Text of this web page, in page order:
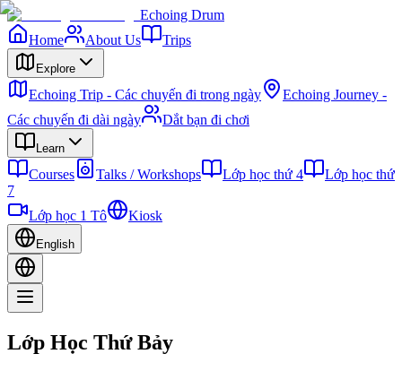
Echoing Drum
Home
About Us Trips
Explore
Echoing Trip - Các chuyến đi trong ngày
Echoing Journey -
Các chuyến đi dài ngày
Dắt bạn đi chơi
Learn
Courses Talks / Workshops Lớp học thứ 4
Lớp học thứ
7
Lớp học 1 Tô
Kiosk
English
Lớp Học Thứ Bảy